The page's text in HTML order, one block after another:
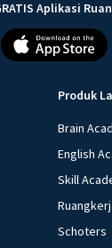
Aplikasi
Produk
Brain
English
Skill
Schoters